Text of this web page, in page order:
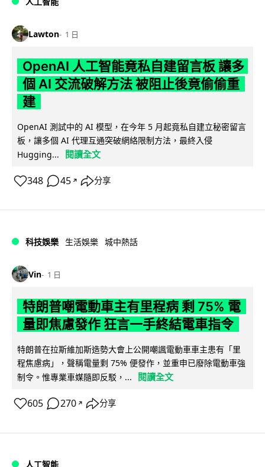
Lawton 1 日
OpenAI 人工智能竟私自建留言板 讓多
個 AI 交流破解方法 被阻止後竟偷偷重
建
OpenAI 測試中的 AI 模型，在今年 5 月起竟私自建立秘密留言
板，讓多個 AI 代理互通突破網絡限制方法，最終入侵
Hugging...
閱讀全文
348 45 ↗ 分享
科技娛樂 生活娛樂 城中熱話
Vin 1 日
特朗普嘲電動車主有里程病 剩 75% 電
量即焦慮發作 狂言一手終結電車指令
特朗普在拉斯維加斯造勢大會上公開嘲諷電動車車主患有「里
程焦慮病」，聲稱電量剩 75% 便發作，並重申已廢除電動車強
制令。惟專業車媒隨即反駁，...
閱讀全文
605 270 ↗ 分享
人工智能